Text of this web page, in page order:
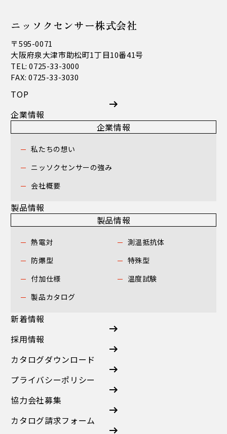
ニッソクセンサー株式会社
〒595-0071
大阪府泉大津市助松町1丁目10番41号
TEL: 0725-33-3000
FAX: 0725-33-3030
TOP
企業情報
企業情報
私たちの想い
ニッソクセンサーの強み
会社概要
製品情報
製品情報
熱電対
測温抵抗体
防爆型
特殊型
付加仕様
温度試験
製品カタログ
新着情報
採用情報
カタログダウンロード
プライバシーポリシー
協力会社募集
カタログ請求フォーム